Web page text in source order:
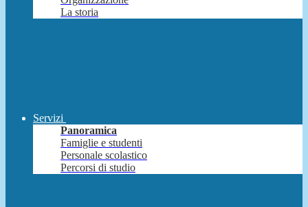
La storia
Servizi
Panoramica
Famiglie e studenti
Personale scolastico
Percorsi di studio